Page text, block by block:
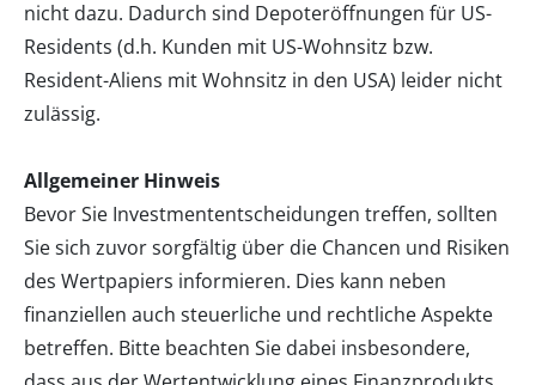
nicht dazu. Dadurch sind Depoteröffnungen für US-
Residents (d.h. Kunden mit US-Wohnsitz bzw.
Resident-Aliens mit Wohnsitz in den USA) leider nicht
zulässig.
Allgemeiner Hinweis
Bevor Sie Investmententscheidungen treffen, sollten
Sie sich zuvor sorgfältig über die Chancen und Risiken
des Wertpapiers informieren. Dies kann neben
finanziellen auch steuerliche und rechtliche Aspekte
betreffen. Bitte beachten Sie dabei insbesondere,